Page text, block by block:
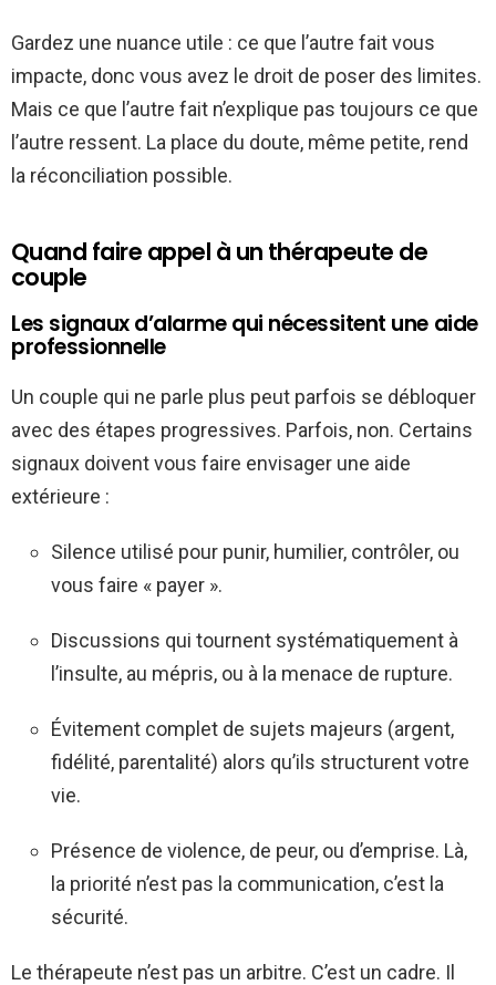
Gardez une nuance utile : ce que l’autre fait vous
impacte, donc vous avez le droit de poser des limites.
Mais ce que l’autre fait n’explique pas toujours ce que
l’autre ressent. La place du doute, même petite, rend
la réconciliation possible.
Quand faire appel à un thérapeute de
couple
Les signaux d’alarme qui nécessitent une aide
professionnelle
Un couple qui ne parle plus peut parfois se débloquer
avec des étapes progressives. Parfois, non. Certains
signaux doivent vous faire envisager une aide
extérieure :
Silence utilisé pour punir, humilier, contrôler, ou
vous faire « payer ».
Discussions qui tournent systématiquement à
l’insulte, au mépris, ou à la menace de rupture.
Évitement complet de sujets majeurs (argent,
fidélité, parentalité) alors qu’ils structurent votre
vie.
Présence de violence, de peur, ou d’emprise. Là,
la priorité n’est pas la communication, c’est la
sécurité.
Le thérapeute n’est pas un arbitre. C’est un cadre. Il